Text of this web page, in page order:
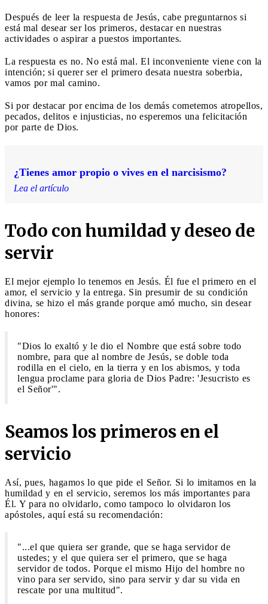
Después de leer la respuesta de Jesús, cabe preguntarnos si
está mal desear ser los primeros, destacar en nuestras
actividades o aspirar a puestos importantes.
La respuesta es no. No está mal. El inconveniente viene con la
intención; si querer ser el primero desata nuestra soberbia,
vamos por mal camino.
Si por destacar por encima de los demás cometemos atropellos,
pecados, delitos e injusticias, no esperemos una felicitación
por parte de Dios.
¿Tienes amor propio o vives en el narcisismo?
Lea el artículo
Todo con humildad y deseo de
servir
El mejor ejemplo lo tenemos en Jesús. Él fue el primero en el
amor, el servicio y la entrega. Sin presumir de su condición
divina, se hizo el más grande porque amó mucho, sin desear
honores:
"Dios lo exaltó y le dio el Nombre que está sobre todo
nombre, para que al nombre de Jesús, se doble toda
rodilla en el cielo, en la tierra y en los abismos, y toda
lengua proclame para gloria de Dios Padre: 'Jesucristo es
el Señor'".
Seamos los primeros en el
servicio
Así, pues, hagamos lo que pide el Señor. Si lo imitamos en la
humildad y en el servicio, seremos los más importantes para
Él. Y para no olvidarlo, como tampoco lo olvidaron los
apóstoles, aquí está su recomendación:
"...el que quiera ser grande, que se haga servidor de
ustedes; y el que quiera ser el primero, que se haga
servidor de todos. Porque el mismo Hijo del hombre no
vino para ser servido, sino para servir y dar su vida en
rescate por una multitud".